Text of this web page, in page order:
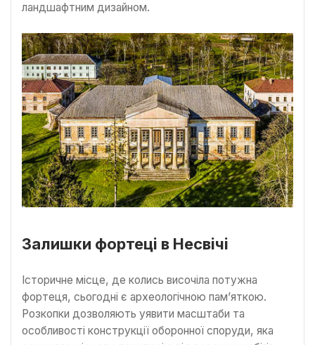
ландшафтним дизайном.
Залишки фортеці в Несвічі
Історичне місце, де колись височіла потужна
фортеця, сьогодні є археологічною пам’яткою.
Розкопки дозволяють уявити масштаби та
особливості конструкції оборонної споруди, яка